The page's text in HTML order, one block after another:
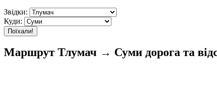
Звідки:
Куди:
Поїхали!
Маршрут Тлумач → Суми дорога та